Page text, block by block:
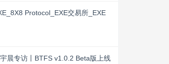
Protocol_EXE交易所_EXE
晨专访丨BTFS v1.0.2 Beta版上线